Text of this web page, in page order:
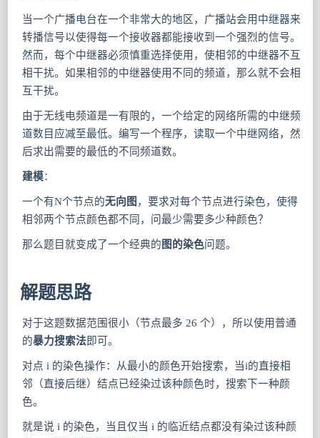
当一个广播电台在一个非常大的地区，广播站会用中继器来
转播信号以使得每一个接收器都能接收到一个强烈的信号。
然而，每个中继器必须慎重选择使用，使相邻的中继器不互
相干扰。如果相邻的中继器使用不同的频道，那么就不会相
互干扰。
由于无线电频道是一有限的，一个给定的网络所需的中继频
道数目应减至最低。编写一个程序，读取一个中继网络，然
后求出需要的最低的不同频道数。
建模：
一个有N个节点的无向图 ，要求对每个节点进行染色，使得
相邻两个节点颜色都不同，问最少需要多少种颜色？
那么题目就变成了一个经典的图的染色问题。
解题思路
对于这题数据范围很小（节点最多 26 个），所以使用普通
的暴力搜索法即可。
对点 i 的染色操作：从最小的颜色开始搜索，当i的直接相
邻（直接后继）结点已经染过该种颜色时，搜索下一种颜
色。
就是说 i 的染色，当且仅当 i 的临近结点都没有染过该种颜